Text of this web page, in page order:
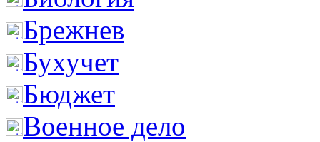
Брежнев
Бухучет
Бюджет
Военное дело